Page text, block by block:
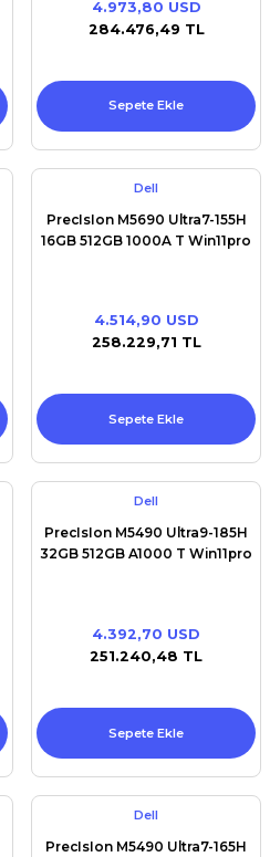
4.973,80 USD
284.476,49 TL
Sepete Ekle
Dell
PrecIsIon M5690 Ultra7-155H
16GB 512GB 1000A T Win11pro
4.514,90 USD
258.229,71 TL
Sepete Ekle
Dell
PrecIsIon M5490 Ultra9-185H
32GB 512GB A1000 T Win11pro
4.392,70 USD
251.240,48 TL
Sepete Ekle
Dell
PrecIsIon M5490 Ultra7-165H